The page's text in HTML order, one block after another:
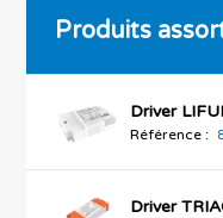
Produits
Driver
Référence :
Driver